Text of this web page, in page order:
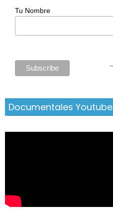
Tu Nombre
Documentales Youtube